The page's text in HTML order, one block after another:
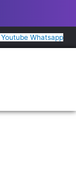
Youtube Whatsapp